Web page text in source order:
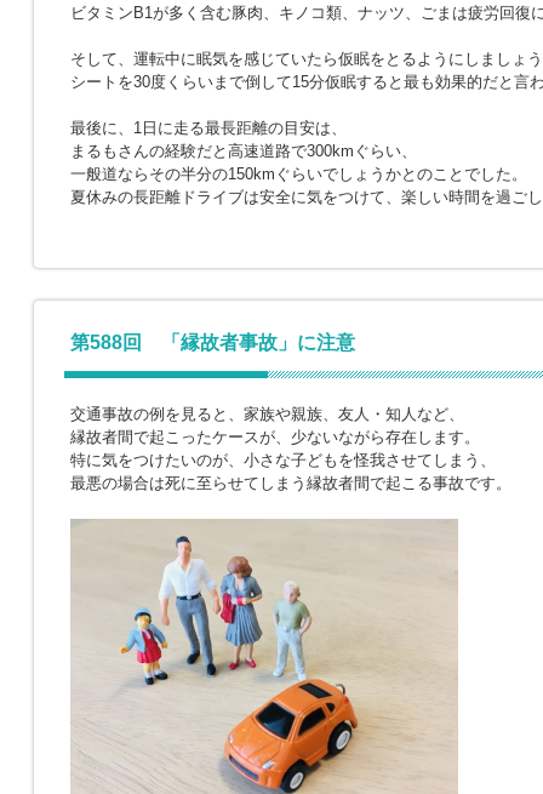
ビタミンB1が多く含む豚肉、キノコ類、ナッツ、ごまは疲労回復
そして、運転中に眠気を感じていたら仮眠をとるようにしましょ
シートを30度くらいまで倒して15分仮眠すると最も効果的だと言
最後に、1日に走る最長距離の目安は、
まるもさんの経験だと高速道路で300kmぐらい、
一般道ならその半分の150kmぐらいでしょうかとのことでした。
夏休みの長距離ドライブは安全に気をつけて、楽しい時間を過ご
第588回 「縁故者事故」に注意
交通事故の例を見ると、家族や親族、友人・知人など、
縁故者間で起こったケースが、少ないながら存在します。
特に気をつけたいのが、小さな子どもを怪我させてしまう、
最悪の場合は死に至らせてしまう縁故者間で起こる事故です。